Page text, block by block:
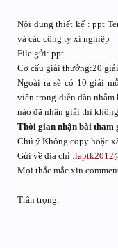
Nội dung thiết kế : ppt
và các công ty xí nghiệp
File gửi: ppt
Cơ cấu giải thưởng:20
Ngoài ra sẽ có 10 giải
viên trong diễn đàn
nào đã nhận giải thì
Thời gian nhận bài tham
Chú ý Không copy hoặc
Gửi về địa chỉ :
Mọi thắc mắc xin
Trân trọng.